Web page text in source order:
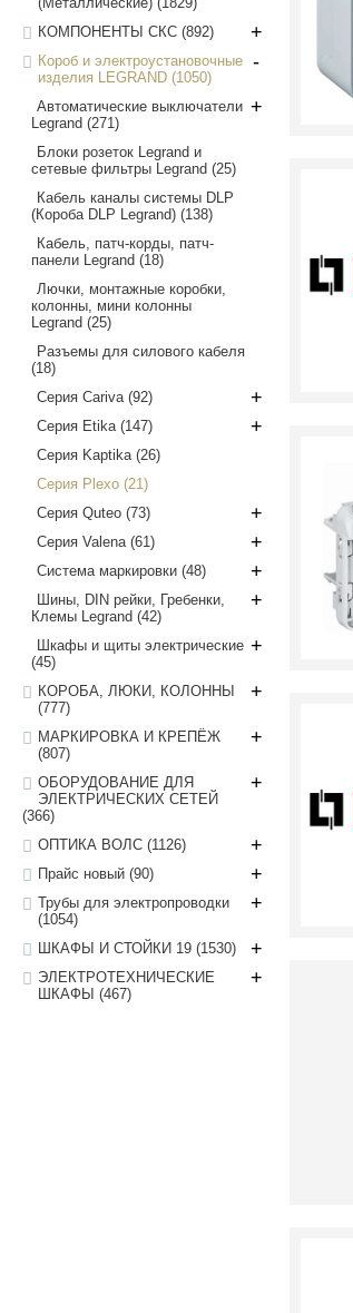
КОМПОНЕНТЫ СКС (892) +
Короб и электроустановочные
изделия LEGRAND (1050)
-
Автоматические выключатели
Legrand (271)
+
Блоки розеток Legrand и
cетевые фильтры Legrand (25)
Кабель каналы системы DLP
(Короба DLP Legrand) (138)
Кабель, патч-корды, патч-
панели Legrand (18)
Лючки, монтажные коробки,
колонны, мини колонны
Legrand (25)
Разъемы для силового кабеля
(18)
Серия Cariva (92) +
Серия Etika (147) +
Серия Kaptika (26)
Серия Plexo (21)
Серия Quteo (73) +
Серия Valena (61) +
Система маркировки (48) +
Шины, DIN рейки, Гребенки,
Клемы Legrand (42)
+
Шкафы и щиты электрические
(45)
+
КОРОБА, ЛЮКИ, КОЛОННЫ
(777)
+
МАРКИРОВКА И КРЕПЁЖ
(807)
+
ОБОРУДОВАНИЕ ДЛЯ
ЭЛЕКТРИЧЕСКИХ СЕТЕЙ
(366)
+
ОПТИКА ВОЛС (1126) +
Прайс новый (90) +
Трубы для электропроводки
(1054)
+
ШКАФЫ И СТОЙКИ 19 (1530) +
ЭЛЕКТРОТЕХНИЧЕСКИЕ
ШКАФЫ (467)
+